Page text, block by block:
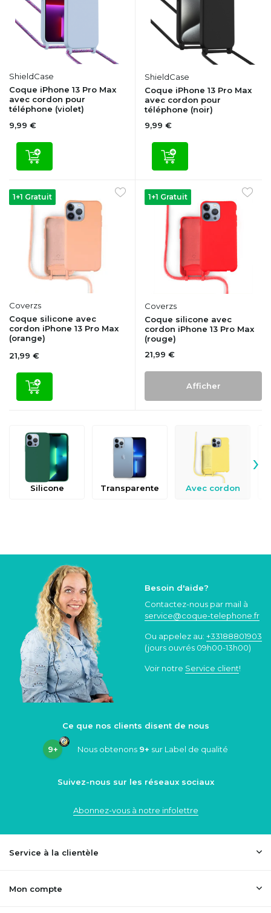
ShieldCase
Coque iPhone 13 Pro Max
avec cordon pour
téléphone (violet)
9,99 €
ShieldCase
Coque iPhone 13 Pro Max
avec cordon pour
téléphone (noir)
9,99 €
1+1 Gratuit
Coverzs
Coque silicone avec
cordon iPhone 13 Pro Max
(orange)
21,99 €
1+1 Gratuit
Coverzs
Coque silicone avec
cordon iPhone 13 Pro Max
(rouge)
21,99 €
Afficher
Silicone Transparente Avec cordon
›
Besoin d'aide?
Contactez-nous par mail à
service@coque-telephone.fr
Ou appelez au: +33188801903
(jours ouvrés 09h00-13h00)
Voir notre Service client!
Ce que nos clients disent de nous
9+ Nous obtenons 9+ sur Label de qualité
Suivez-nous sur les réseaux sociaux
Abonnez-vous à notre infolettre
Service à la clientèle
Mon compte